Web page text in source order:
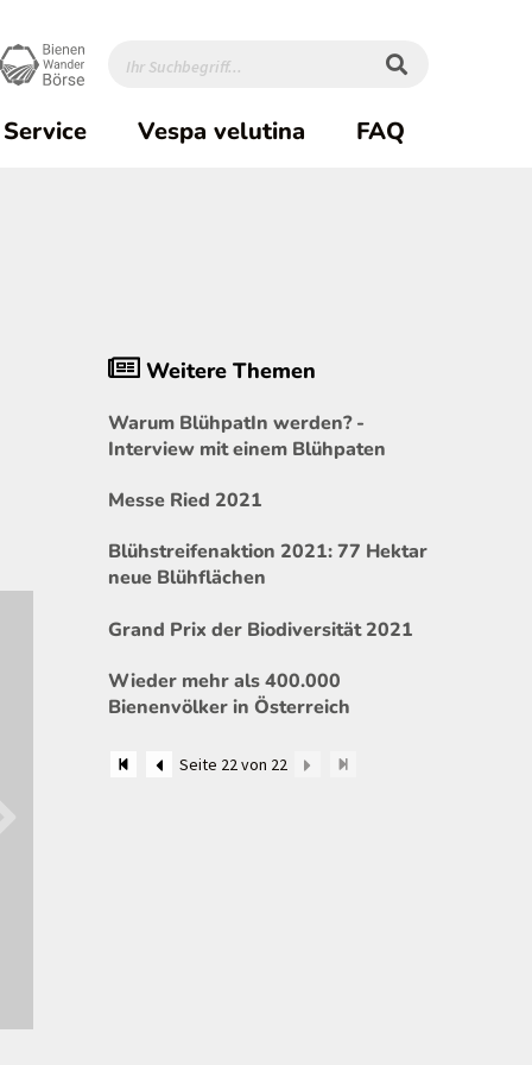
Service Vespa velutina FAQ
Weitere Themen
Warum BlühpatIn werden? -
Interview mit einem Blühpaten
Messe Ried 2021
Blühstreifenaktion 2021: 77 Hektar
neue Blühflächen
Grand Prix der Biodiversität 2021
Wieder mehr als 400.000
Bienenvölker in Österreich
Seite 22 von 22